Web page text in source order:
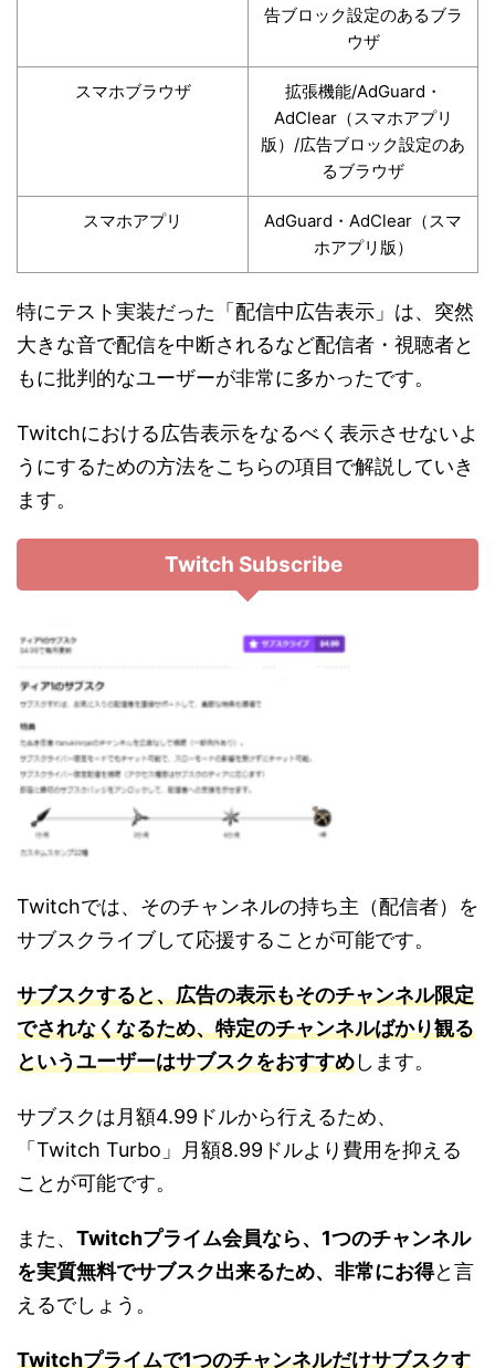
告ブロック設定のあるブラ
ウザ
スマホブラウザ
拡張機能/AdGuard・
AdClear（スマホアプリ
版）/広告ブロック設定のあ
るブラウザ
スマホアプリ
AdGuard・AdClear（スマ
ホアプリ版）
特にテスト実装だった「配信中広告表示」は、突然
大きな音で配信を中断されるなど配信者・視聴者と
もに批判的なユーザーが非常に多かったです。
Twitchにおける広告表示をなるべく表示させないよ
うにするための方法をこちらの項目で解説していき
ます。
Twitch Subscribe
Twitchでは、そのチャンネルの持ち主（配信者）を
サブスクライブして応援することが可能です。
サブスクすると、広告の表示もそのチャンネル限定
でされなくなるため、特定のチャンネルばかり観る
というユーザーはサブスクをおすすめします。
サブスクは月額4.99ドルから行えるため、
「Twitch Turbo」月額8.99ドルより費用を抑える
ことが可能です。
また、 Twitchプライム会員なら、1つのチャンネル
を実質無料でサブスク出来るため、非常にお得と言
えるでしょう。
Twitchプライムで1つのチャンネルだけサブスクす